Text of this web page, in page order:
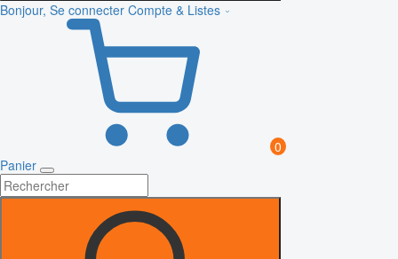
Bonjour, Se connecter Compte & Listes
0
Panier